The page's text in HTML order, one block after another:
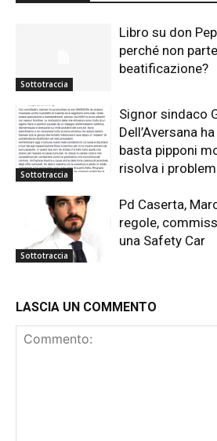
Sottotraccia
Libro su don
perché non
beatificazione?
Sottotraccia
Signor sindaco
Dell’Aversana
basta pipponi
risolva i
Sottotraccia
Pd Caserta,
regole,
una Safety Car
LASCIA UN COMMENTO